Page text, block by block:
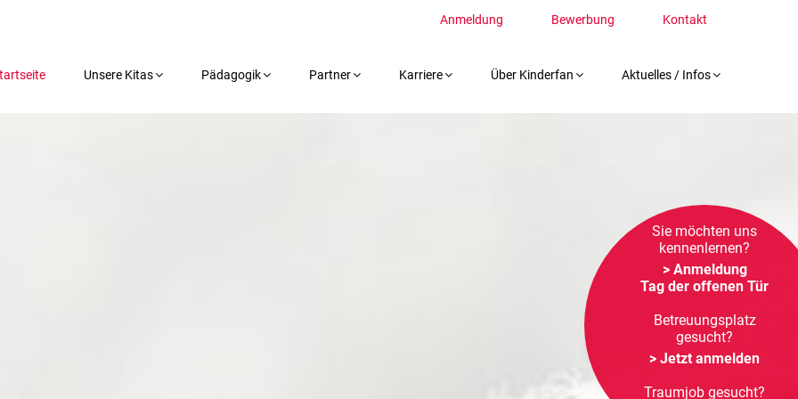
Anmeldung Bewerbung Kontakt
Unsere Kitas Pädagogik Partner Karriere Über Kinderfan Aktuelles / Infos
Sie möchten uns
kennenlernen?
> Anmeldung
Tag der offenen Tür
Betreuungsplatz
gesucht?
> Jetzt anmelden
Traumjob gesucht?